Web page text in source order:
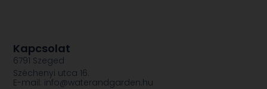
Kapcsolat
6791 Szeged
Széchenyi utca 16.
E-mail: info@waterandgarden.hu